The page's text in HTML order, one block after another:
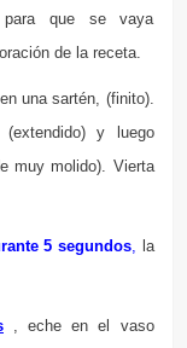
que se vaya
de la receta.
una sartén, (finito).
y luego
muy molido). Vierta
5 segundos,
la
, eche en el vaso